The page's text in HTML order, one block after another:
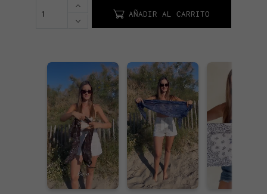
AÑADIR AL CARRITO